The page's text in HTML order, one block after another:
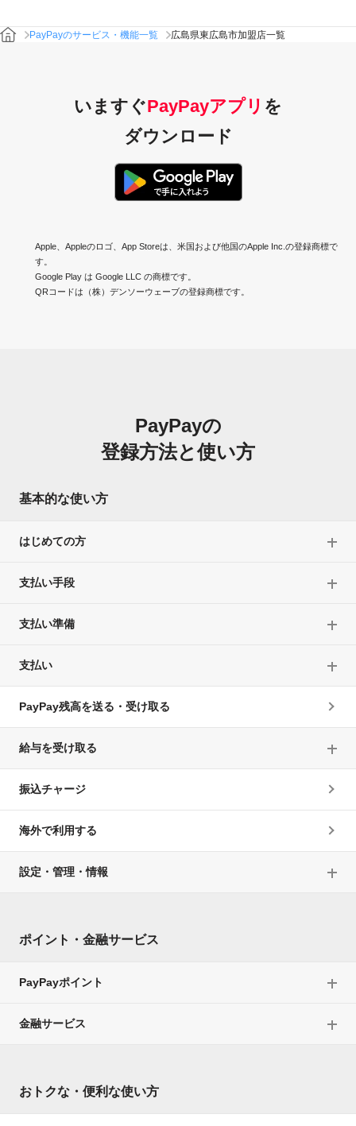
PayPayのサービス・機能一覧 広島県東広島市加盟店一覧
いますぐPayPayアプリ を
ダウンロード
Apple、Appleのロゴ、App Storeは、米国および他国のApple Inc.の登録商標で
す。
Google Play は Google LLC の商標です。
QRコードは（株）デンソーウェーブの登録商標です。
PayPayの
登録方法と使い方
基本的な使い方
はじめての方
支払い手段
支払い準備
支払い
PayPay残高を送る・受け取る
給与を受け取る
振込チャージ
海外で利用する
設定・管理・情報
ポイント・金融サービス
PayPayポイント
金融サービス
おトクな・便利な使い方